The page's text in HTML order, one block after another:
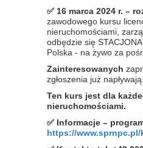
✅ 16 marca2024 r. –
zawodowego kursu
nieruchomościami,
odbędzie się
Polska - na żywo za
Zainteresowanych
zgłoszenia już napływają.
Ten kurs jest dla
nieruchomościami.
✅ Informacje–
https://www.sprnpc.pl/